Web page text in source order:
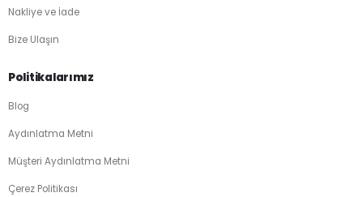
Nakliye ve İade
Bize Ulaşın
Politikalarımız
Blog
Aydınlatma Metni
Müşteri Aydınlatma Metni
Çerez Politikası